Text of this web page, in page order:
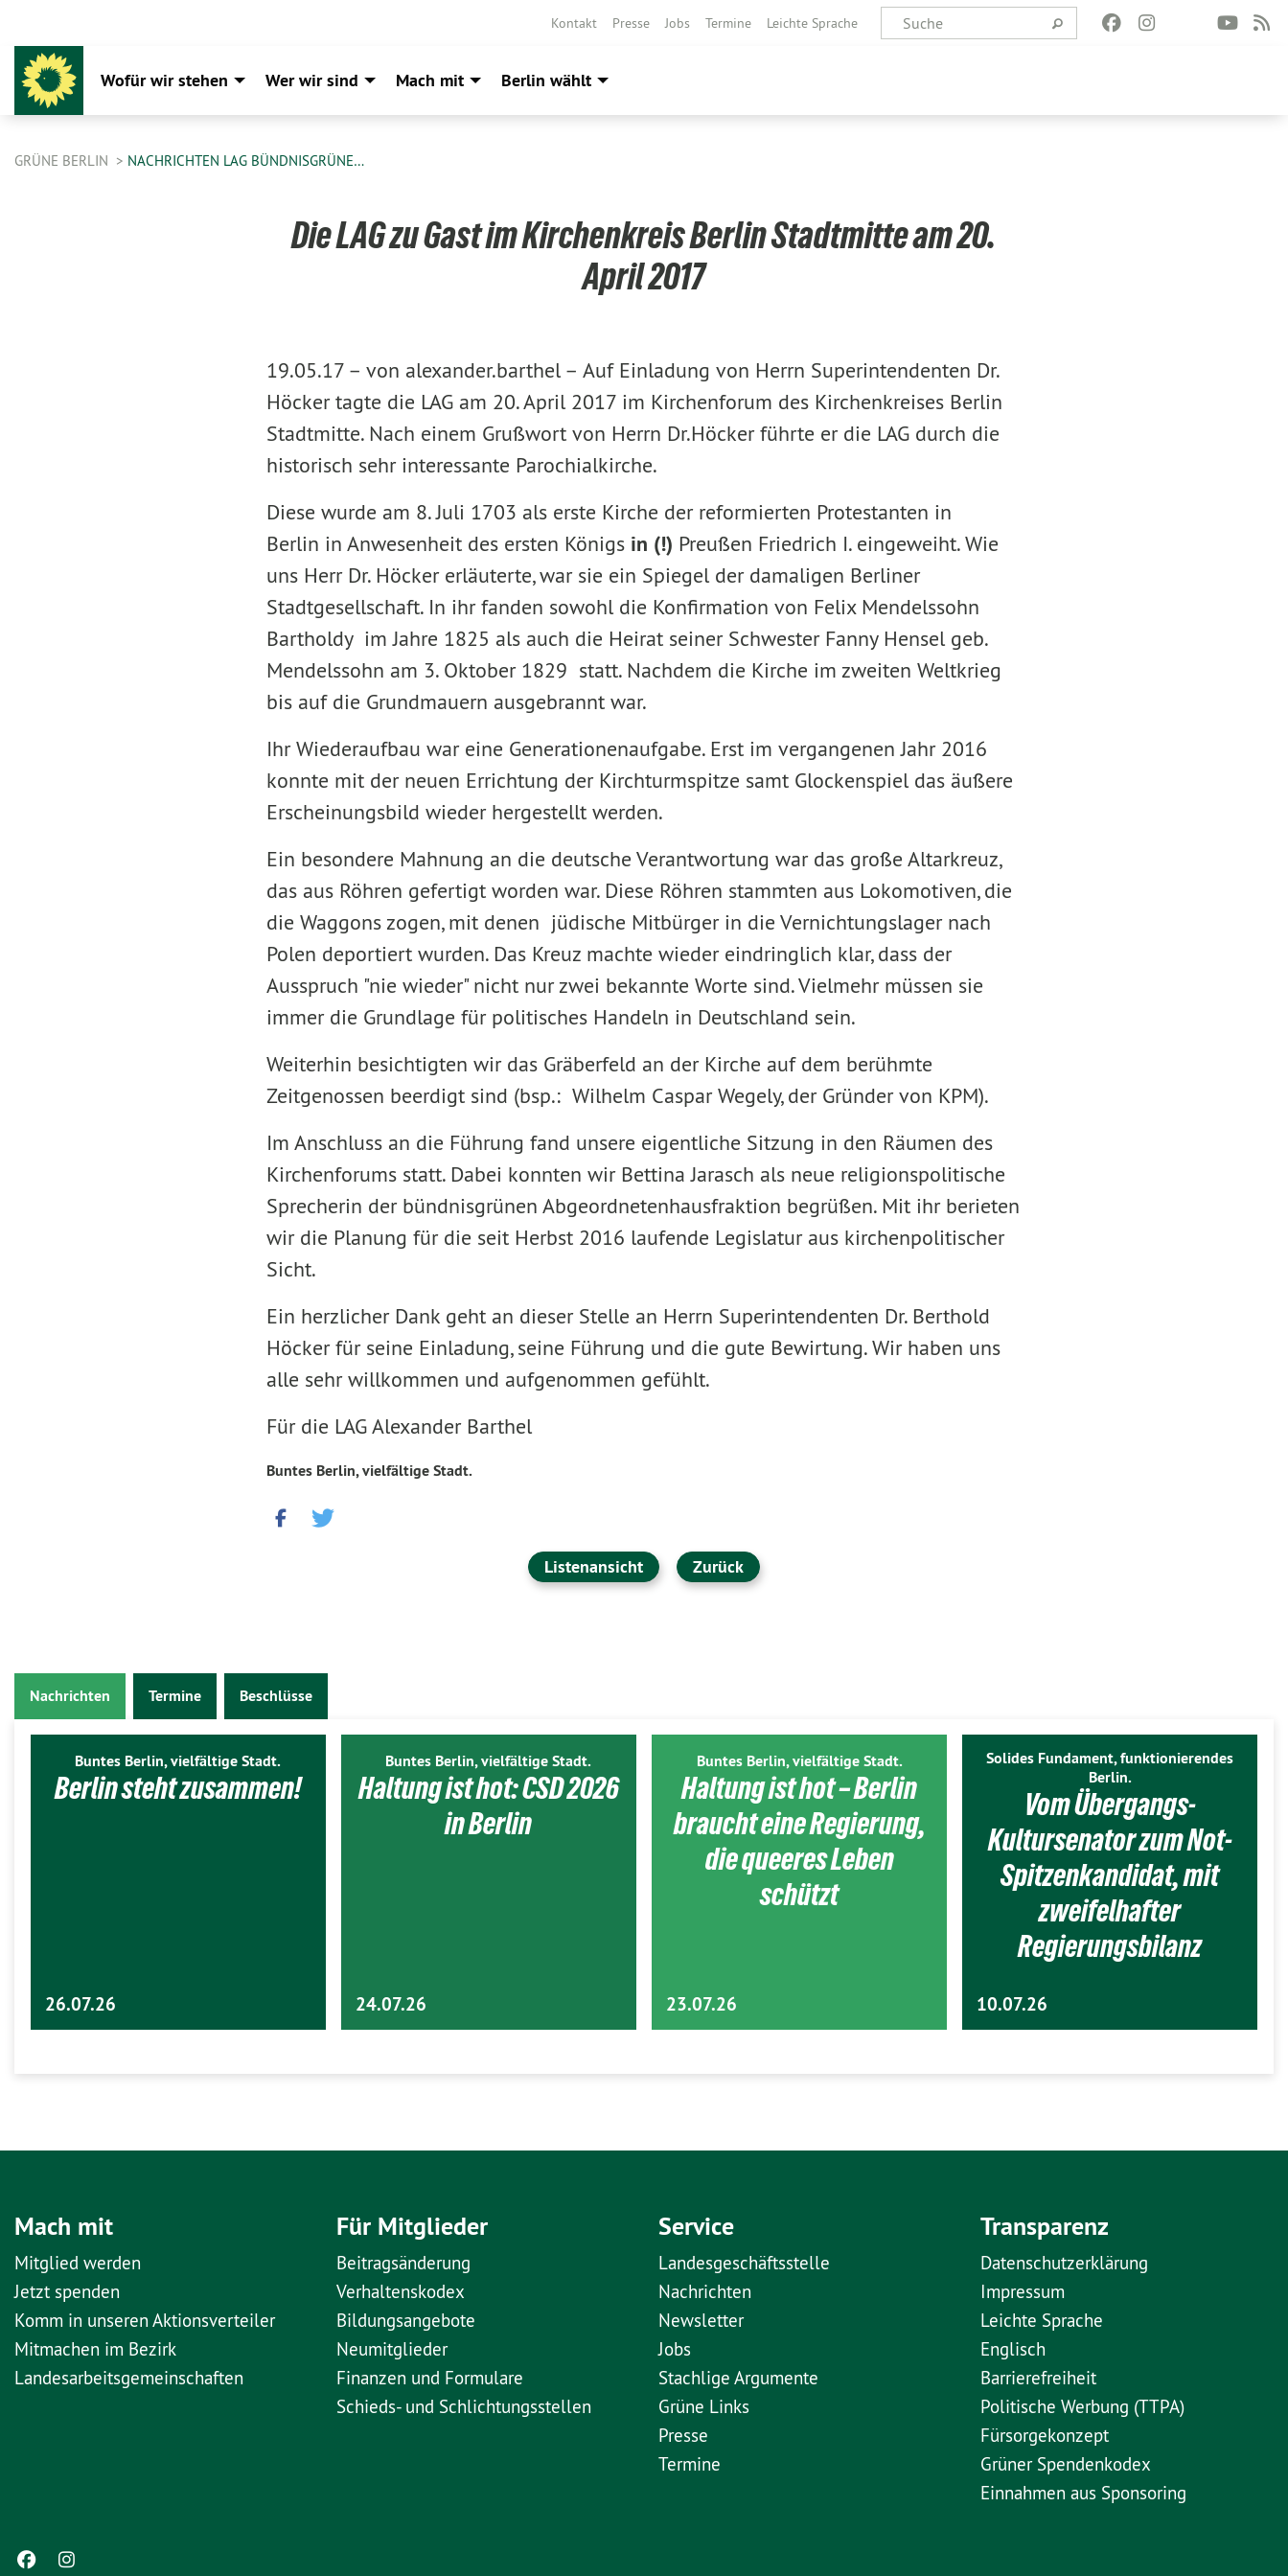
Kontakt Presse Jobs Termine Leichte Sprache
Wofür wir stehen Wer wir sind Mach mit Berlin wählt
GRÜNE BERLIN NACHRICHTEN LAG BÜNDNISGRÜNE…
Die LAG zu Gast im Kirchenkreis Berlin Stadtmitte am 20.
April 2017
19.05.17 – von alexander.barthel – Auf Einladung von Herrn Superintendenten Dr.
Höcker tagte die LAG am 20. April 2017 im Kirchenforum des Kirchenkreises Berlin
Stadtmitte. Nach einem Grußwort von Herrn Dr.Höcker führte er die LAG durch die
historisch sehr interessante Parochialkirche.
Diese wurde am 8. Juli 1703 als erste Kirche der reformierten Protestanten in
Berlin in Anwesenheit des ersten Königs in (!) Preußen Friedrich I. eingeweiht. Wie
uns Herr Dr. Höcker erläuterte, war sie ein Spiegel der damaligen Berliner
Stadtgesellschaft. In ihr fanden sowohl die Konfirmation von Felix Mendelssohn
Bartholdy im Jahre 1825 als auch die Heirat seiner Schwester Fanny Hensel geb.
Mendelssohn am 3. Oktober 1829 statt. Nachdem die Kirche im zweiten Weltkrieg
bis auf die Grundmauern ausgebrannt war.
Ihr Wiederaufbau war eine Generationenaufgabe. Erst im vergangenen Jahr 2016
konnte mit der neuen Errichtung der Kirchturmspitze samt Glockenspiel das äußere
Erscheinungsbild wieder hergestellt werden.
Ein besondere Mahnung an die deutsche Verantwortung war das große Altarkreuz,
das aus Röhren gefertigt worden war. Diese Röhren stammten aus Lokomotiven, die
die Waggons zogen, mit denen jüdische Mitbürger in die Vernichtungslager nach
Polen deportiert wurden. Das Kreuz machte wieder eindringlich klar, dass der
Ausspruch "nie wieder" nicht nur zwei bekannte Worte sind. Vielmehr müssen sie
immer die Grundlage für politisches Handeln in Deutschland sein.
Weiterhin besichtigten wir das Gräberfeld an der Kirche auf dem berühmte
Zeitgenossen beerdigt sind (bsp.: Wilhelm Caspar Wegely, der Gründer von KPM).
Im Anschluss an die Führung fand unsere eigentliche Sitzung in den Räumen des
Kirchenforums statt. Dabei konnten wir Bettina Jarasch als neue religionspolitische
Sprecherin der bündnisgrünen Abgeordnetenhausfraktion begrüßen. Mit ihr berieten
wir die Planung für die seit Herbst 2016 laufende Legislatur aus kirchenpolitischer
Sicht.
Ein herzlicher Dank geht an dieser Stelle an Herrn Superintendenten Dr. Berthold
Höcker für seine Einladung, seine Führung und die gute Bewirtung. Wir haben uns
alle sehr willkommen und aufgenommen gefühlt.
Für die LAG Alexander Barthel
Buntes Berlin, vielfältige Stadt.
Listenansicht Zurück
Nachrichten Termine Beschlüsse
Buntes Berlin, vielfältige Stadt.
Berlin steht zusammen!
26.07.26
Buntes Berlin, vielfältige Stadt.
Haltung ist hot: CSD 2026
in Berlin
24.07.26
Buntes Berlin, vielfältige Stadt.
Haltung ist hot – Berlin
braucht eine Regierung,
die queeres Leben
schützt
23.07.26
Solides Fundament, funktionierendes
Berlin.
Vom Übergangs-
Kultursenator zum Not-
Spitzenkandidat, mit
zweifelhafter
Regierungsbilanz
10.07.26
Mach mit
Mitglied werden
Jetzt spenden
Komm in unseren Aktionsverteiler
Mitmachen im Bezirk
Landesarbeitsgemeinschaften
Für Mitglieder
Beitragsänderung
Verhaltenskodex
Bildungsangebote
Neumitglieder
Finanzen und Formulare
Schieds- und Schlichtungsstellen
Service
Landesgeschäftsstelle
Nachrichten
Newsletter
Jobs
Stachlige Argumente
Grüne Links
Presse
Termine
Transparenz
Datenschutzerklärung
Impressum
Leichte Sprache
Englisch
Barrierefreiheit
Politische Werbung (TTPA)
Fürsorgekonzept
Grüner Spendenkodex
Einnahmen aus Sponsoring